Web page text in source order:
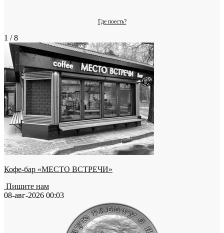
Где поесть?
1 / 8
Кофе-бар «МЕСТО ВСТРЕЧИ»
Пишите нам
08-авг-2026 00:03